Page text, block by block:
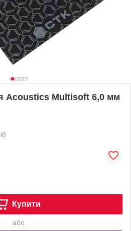
Acoustics Multisoft 6,0 мм
Купити
або